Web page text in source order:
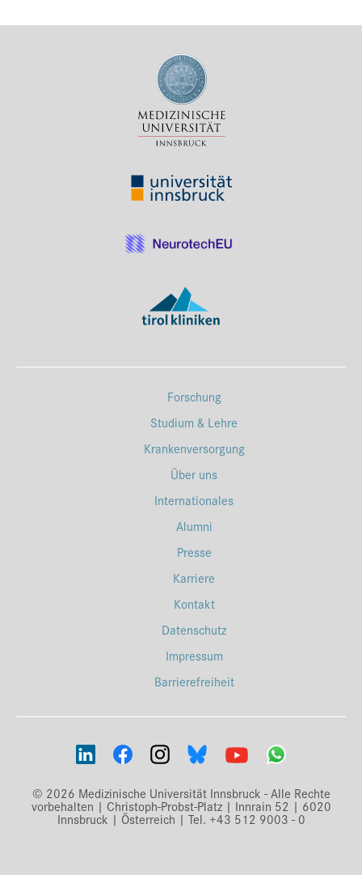
Forschung
Studium & Lehre
Krankenversorgung
Über uns
Internationales
Alumni
Presse
Karriere
Kontakt
Datenschutz
Impressum
Barrierefreiheit
© 2026 Medizinische Universität Innsbruck - Alle Rechte
vorbehalten | Christoph-Probst-Platz | Innrain 52 | 6020
Innsbruck | Österreich | Tel. +43 512 9003 - 0